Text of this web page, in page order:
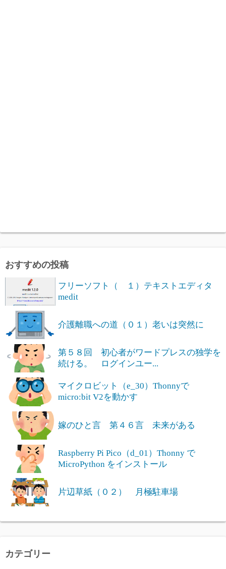
おすすめの投稿
フリーソフト（ １）テキストエディタ
medit
介護離職への道（０１）老いは突然に
第５８回 初心者がワードプレスの独学を
続ける。 ログインユー...
マイクロビット（e_30）Thonnyで
micro:bit V2を動かす
嫁のひと言 第４６言 未来がある
Raspberry Pi Pico（d_01）Thonny で
MicroPython をインストール
片辺草紙（０２） 月極駐車場
カテゴリー